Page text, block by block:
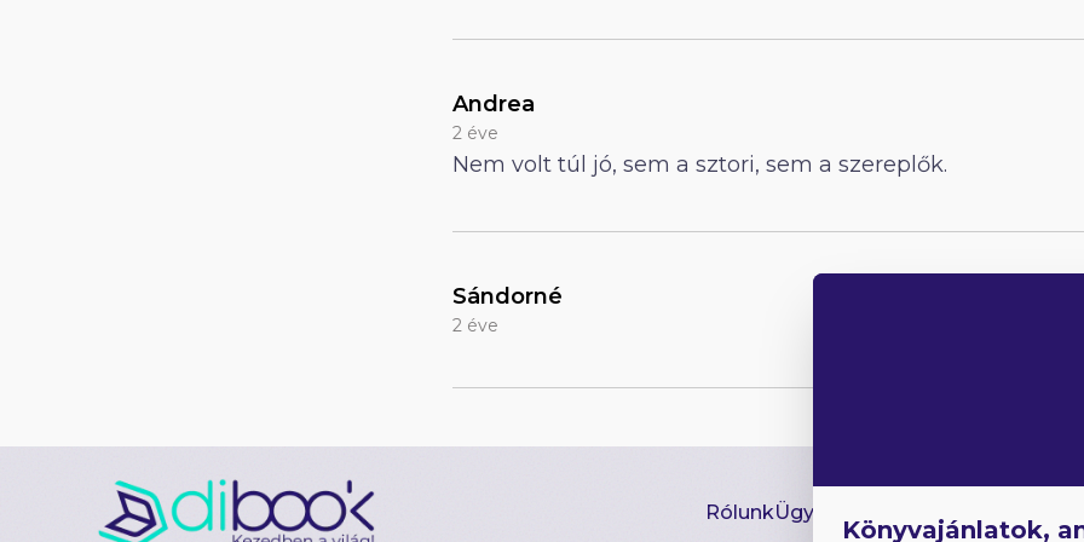
Andrea
2 éve
Nem volt túl jó, sem a sztori, sem a szereplők.
Sándorné
2 éve
RólunkÜgyfélszolgálat
Könyvajánlatok,